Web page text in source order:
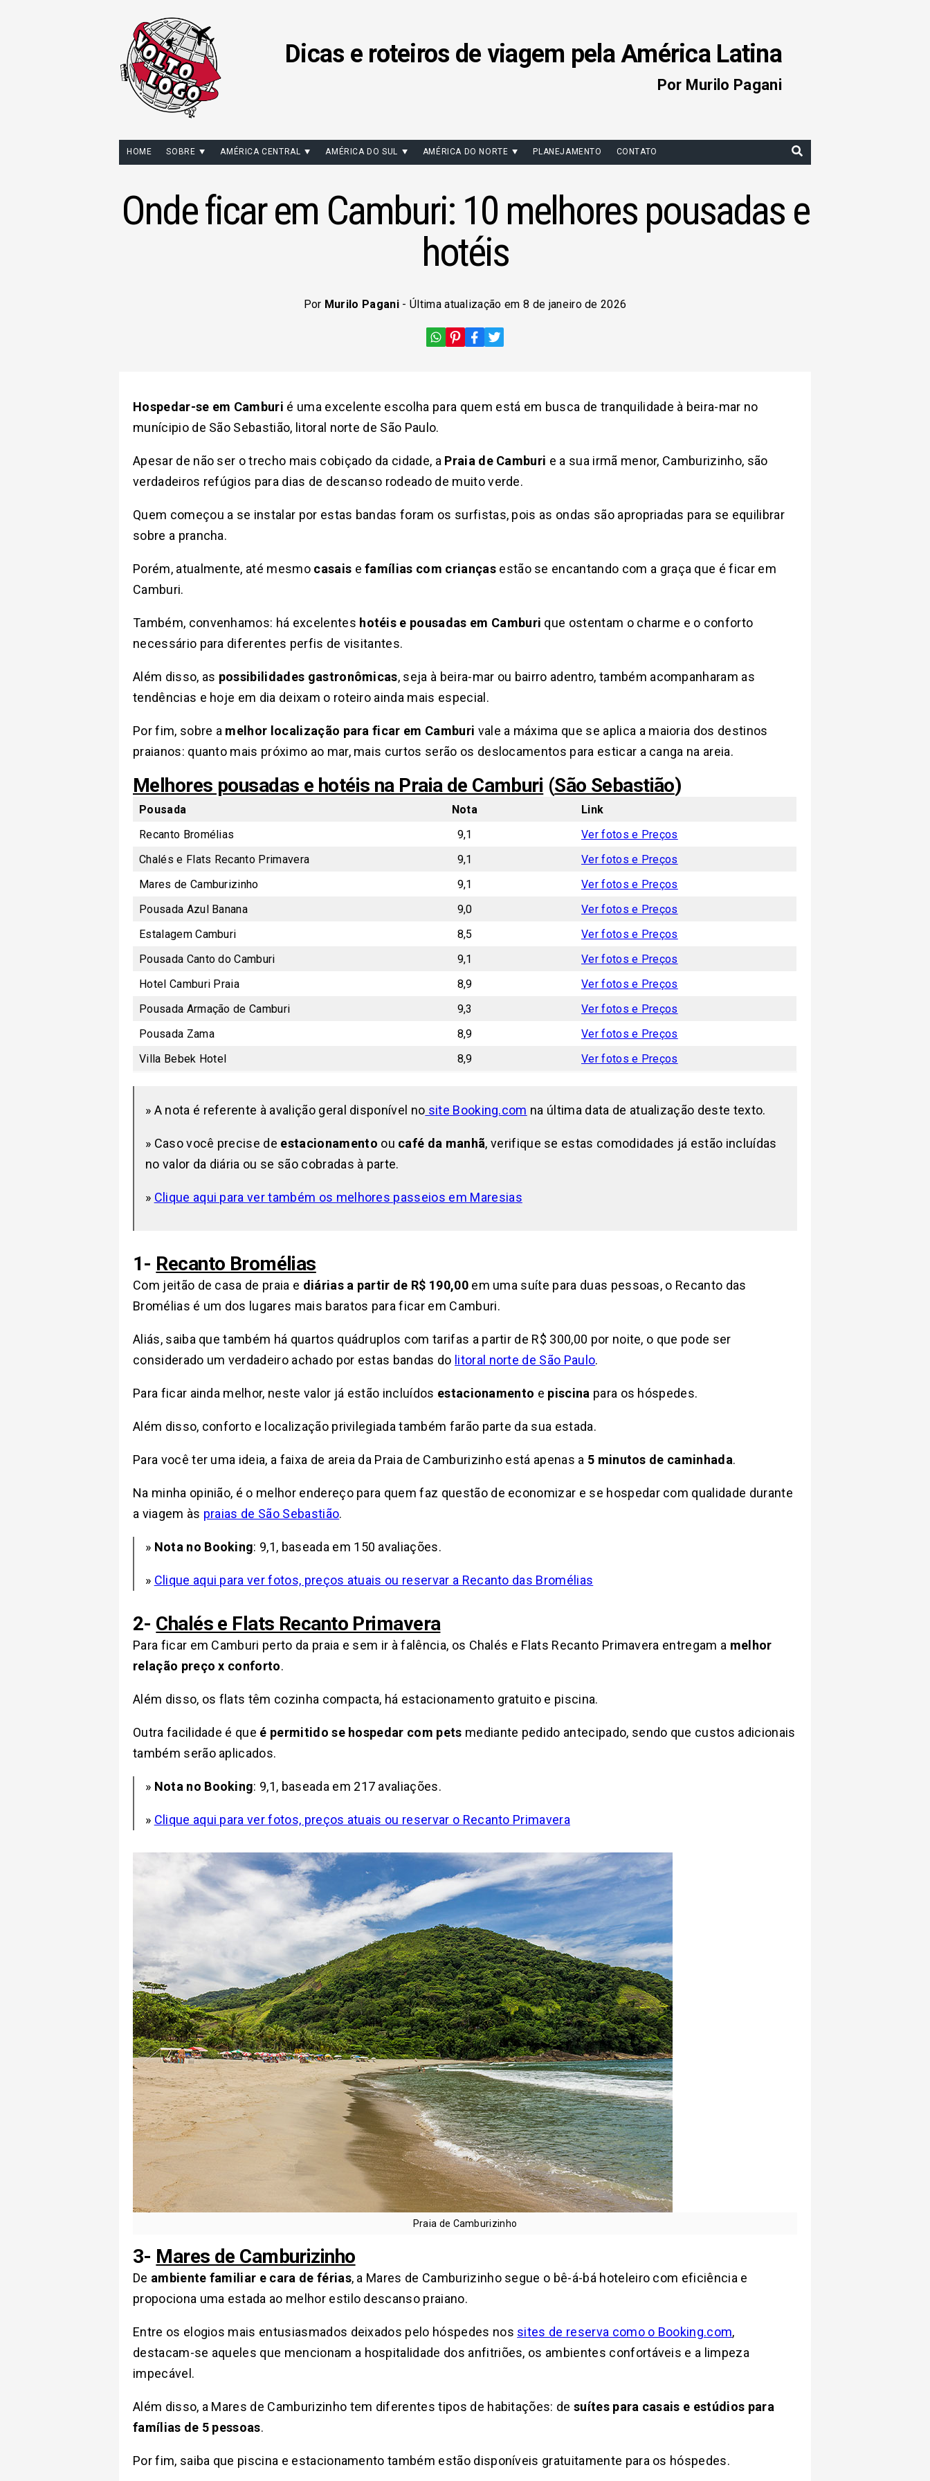
Dicas e roteiros de viagem pela América Latina
Por Murilo Pagani
HOME SOBRE AMÉRICA CENTRAL AMÉRICA DO SUL AMÉRICA DO NORTE PLANEJAMENTO CONTATO
Onde ficar em Camburi: 10 melhores pousadas e
hotéis
Por Murilo Pagani - Última atualização em 8 de janeiro de 2026
Hospedar-se em Camburi é uma excelente escolha para quem está em busca de tranquilidade à beira-mar no
munícipio de São Sebastião, litoral norte de São Paulo.
Apesar de não ser o trecho mais cobiçado da cidade, a Praia de Camburi e a sua irmã menor, Camburizinho, são
verdadeiros refúgios para dias de descanso rodeado de muito verde.
Quem começou a se instalar por estas bandas foram os surfistas, pois as ondas são apropriadas para se equilibrar
sobre a prancha.
Porém, atualmente, até mesmo casais efamílias com criançasestão se encantando com a graça que é ficar em
Camburi.
Também, convenhamos: há excelentes hotéis e pousadas em Camburi que ostentam o charme e o conforto
necessário para diferentes perfis de visitantes.
Além disso, as possibilidades gastronômicas, seja à beira-mar ou bairro adentro, também acompanharam as
tendências e hoje em dia deixam o roteiro ainda mais especial.
Por fim, sobre a melhor localização para ficar em Camburi vale a máxima que se aplica a maioria dos destinos
praianos: quanto mais próximo ao mar, mais curtos serão os deslocamentos para esticar a canga na areia.
Melhores pousadas e hotéis na Praia de Camburi (São Sebastião)
Pousada Nota
Link
Recanto Bromélias
9,1
Ver fotos e Preços
Chalés e Flats Recanto Primavera
9,1
Ver fotos e Preços
Mares de Camburizinho
9,1
Ver fotos e Preços
Pousada Azul Banana
9,0
Ver fotos e Preços
Estalagem Camburi
8,5
Ver fotos e Preços
Pousada Canto do Camburi
9,1
Ver fotos e Preços
Hotel Camburi Praia
8,9
Ver fotos e Preços
Pousada Armação de Camburi
9,3
Ver fotos e Preços
Pousada Zama
8,9
Ver fotos e Preços
Villa Bebek Hotel
8,9 Ver fotos e Preços
» A nota é referente à avalição geral disponível no site Booking.com na última data de atualização deste texto.
» Caso você precise de estacionamento ou café da manhã, verifique se estas comodidades já estão incluídas
no valor da diária ou se são cobradas à parte.
» Clique aqui para ver também os melhores passeios em Maresias
1- Recanto Bromélias
Com jeitão de casa de praia e diárias a partir de R$ 190,00 em uma suíte para duas pessoas, o Recanto das
Bromélias é um dos lugares mais baratos para ficar em Camburi.
Aliás, saiba que também há quartos quádruplos com tarifas a partir de R$ 300,00 por noite, o que pode ser
considerado um verdadeiro achado por estas bandas do litoral norte de São Paulo.
Para ficar ainda melhor, neste valor já estão incluídos estacionamento e piscina para os hóspedes.
Além disso, conforto e localização privilegiada também farão parte da sua estada.
Para você ter uma ideia, a faixa de areia da Praia de Camburizinho está apenas a 5 minutos de caminhada.
Na minha opinião, é o melhor endereço para quem faz questão de economizar e se hospedar com qualidade durante
a viagem às praias de São Sebastião.
» Nota no Booking: 9,1, baseada em 150 avaliações.
» Clique aqui para ver fotos, preços atuais ou reservar a Recanto das Bromélias
2- Chalés e Flats Recanto Primavera
Para ficar em Camburi perto da praia e sem ir à falência, os Chalés e Flats Recanto Primavera entregam a melhor
relação preço x conforto.
Além disso, os flats têm cozinha compacta, há estacionamento gratuito e piscina.
Outra facilidade é que é permitido se hospedar com pets mediante pedido antecipado, sendo que custos adicionais
também serão aplicados.
» Nota no Booking: 9,1, baseada em 217 avaliações.
» Clique aqui para ver fotos, preços atuais ou reservar o Recanto Primavera
Praia de Camburizinho
3- Mares de Camburizinho
De ambiente familiar e cara de férias, a Mares de Camburizinho segue o bê-á-bá hoteleiro com eficiência e
propociona uma estada ao melhor estilo descanso praiano.
Entre os elogios mais entusiasmados deixados pelo hóspedes nos sites de reserva como o Booking.com,
destacam-se aqueles que mencionam a hospitalidade dos anfitriões, os ambientes confortáveis e a limpeza
impecável.
Além disso, a Mares de Camburizinho tem diferentes tipos de habitações: de suítes para casais e estúdios para
famílias de 5 pessoas.
Por fim, saiba que piscina e estacionamento também estão disponíveis gratuitamente para os hóspedes.